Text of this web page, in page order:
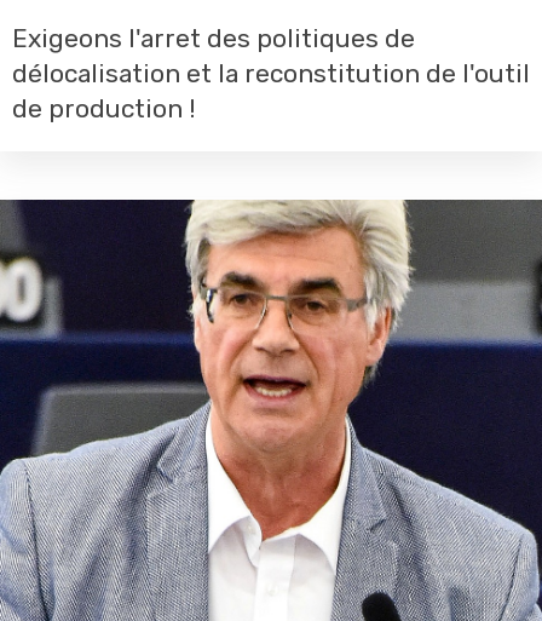
Exigeons l'arret des politiques de
délocalisation et la reconstitution de l'outil
de production !